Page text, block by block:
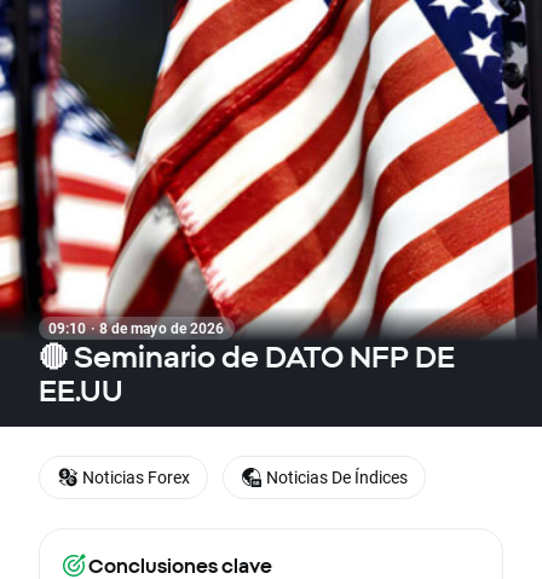
09:10 · 8 de mayo de 2026
🔴 Seminario de DATO NFP DE
EE.UU
Conclusiones clave
Noticias Forex Noticias De Índices